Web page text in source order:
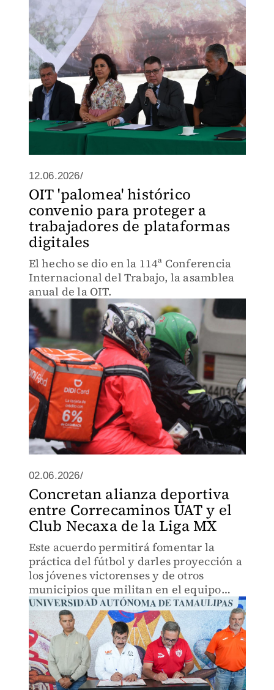
12.06.2026/
OIT 'palomea' histórico
convenio para proteger a
trabajadores de plataformas
digitales
El hecho se dio en la 114ª Conferencia
Internacional del Trabajo, la asamblea
anual de la OIT.
02.06.2026/
Concretan alianza deportiva
entre Correcaminos UAT y el
Club Necaxa de la Liga MX
Este acuerdo permitirá fomentar la
práctica del fútbol y darles proyección a
los jóvenes victorenses y de otros
municipios que militan en el equipo
naranja